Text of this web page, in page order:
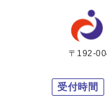
〒192-
受付時間